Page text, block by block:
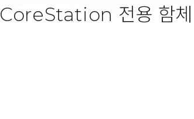
CoreStation 전용 함체